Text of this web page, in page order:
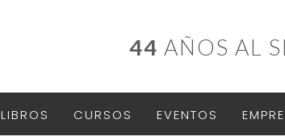
44 AÑOS AL
LIBROS CURSOS EVENTOS